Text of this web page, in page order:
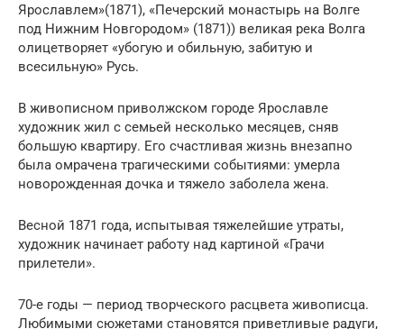
Ярославлем»(1871), «Печерский монастырь на Волге
под Нижним Новгородом» (1871)) великая река Волга
олицетворяет «убогую и обильную, забитую и
всесильную» Русь.
В живописном приволжском городе Ярославле
художник жил с семьей несколько месяцев, сняв
большую квартиру. Его счастливая жизнь внезапно
была омрачена трагическими событиями: умерла
новорожденная дочка и тяжело заболела жена.
Весной 1871 года, испытывая тяжелейшие утраты,
художник начинает работу над картиной «Грачи
прилетели».
70-е годы — период творческого расцвета живописца.
Любимыми сюжетами становятся приветливые радуги,